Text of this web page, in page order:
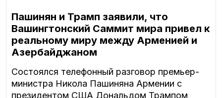
Пашинян и Трамп заявили, что
Вашингтонский Саммит мира привел к
реальному миру между Арменией и
Азербайджаном
Состоялся телефонный разговор премьер-
министра Никола Пашиняна Армении с
президентом США Дональдом Трампом